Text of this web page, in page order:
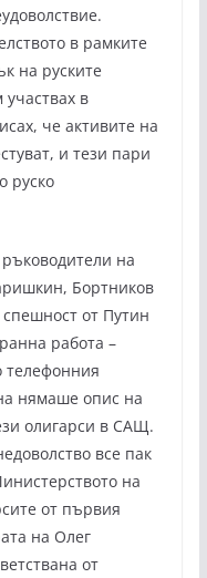
в рамките
на руските
в
че активите на
и тези пари
руско
на
Бортников
от Путин
работа –
телефонния
нямаше опис на
олигарси в САЩ.
все пак
на
от първия
на Олег
от